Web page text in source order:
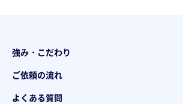
強み・こだわり
ご依頼の流れ
よくある質問